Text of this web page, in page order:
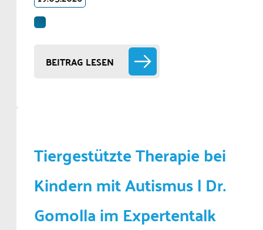
BEITRAG LESEN
Tiergestützte Therapie bei
Kindern mit Autismus | Dr.
Gomolla im Expertentalk